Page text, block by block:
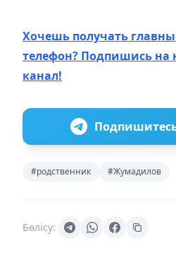
Хочешь получать
телефон? Подпишись на
канал!
#родственник #Жумадилов
Бөлісу: